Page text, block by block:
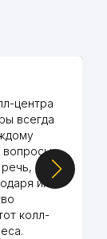
центра
всегда
их
колл-